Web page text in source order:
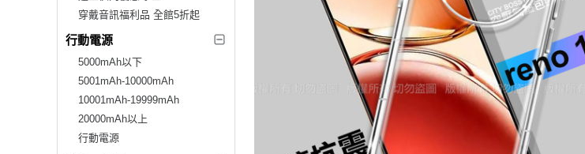
穿戴音訊福利品 全館5折起
行動電源
5000mAh以下
5001mAh-10000mAh
10001mAh-19999mAh
20000mAh以上
行動電源